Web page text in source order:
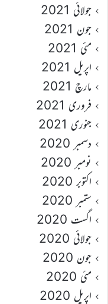
جولائی 2021
جون 2021
مئی 2021
اپریل 2021
مارچ 2021
فروری 2021
جنوری 2021
دسمبر 2020
نومبر 2020
اکتوبر 2020
ستمبر 2020
اگست 2020
جولائی 2020
جون 2020
مئی 2020
اپریل 2020